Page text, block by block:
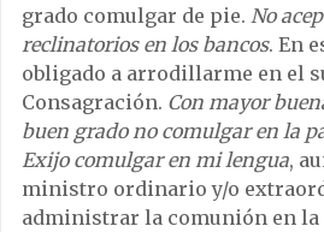
grado comulgar de pie. No
reclinatorios en los bancos. En
obligado a arrodillarme en el
Consagración. Con mayor
buen grado no comulgar en la
Exijo comulgar en mi lengua,
ministro ordinario y/o
administrar la comunión en la